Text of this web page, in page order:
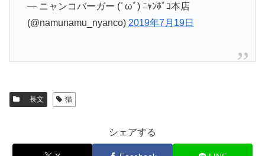
— ニャンコバーガー (ﾟωﾟ) ﾆｬﾝﾎﾟｺ本店
(@namunamu_nyanco) 2019年7月19日
長文 猫
シェアする